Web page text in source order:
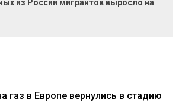
из России мигрантов выросло на
газ в Европе вернулись в стадию